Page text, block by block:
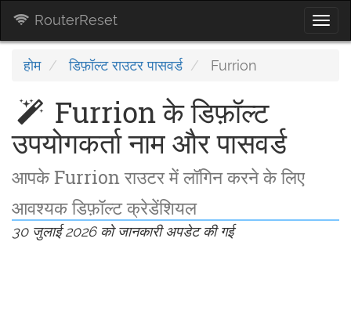
RouterReset
होम डिफ़ॉल्ट राउटर पासवर्ड Furrion
Furrion के डिफ़ॉल्ट
उपयोगकर्ता नाम और पासवर्ड
आपके Furrion राउटर में लॉगिन करने के लिए
आवश्यक डिफ़ॉल्ट क्रेडेंशियल
30 जुलाई 2026 को जानकारी अपडेट की गई